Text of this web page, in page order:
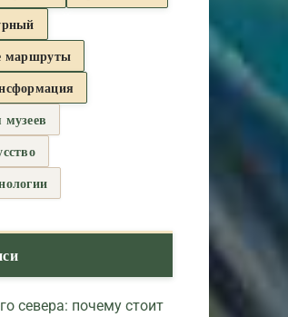
маршруты
севера: почему стоит